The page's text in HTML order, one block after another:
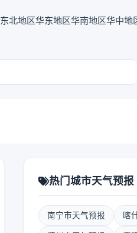
东北地区华东地区华南地区华中地
热门城市天气预报
南宁市天气预报 喀